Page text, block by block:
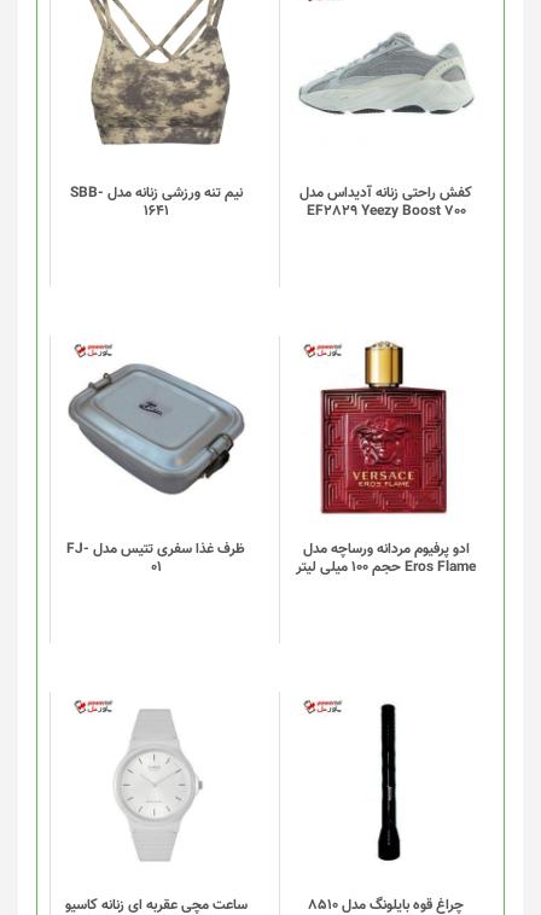
کفش راحتی زنانه آدیداس مدل
EF2829 Yeezy Boost 700
نیم تنه ورزشی زنانه مدل SBB-
1641
این
محصول
دارای
انواع
مختلفی
می
گزینه
ها
محصول
انتخاب
شوند
ادو پرفیوم مردانه ورساچه مدل
Eros Flame حجم 100 میلی لیتر
ظرف غذا سفری تتیس مدل FJ-
01
چراغ قوه بایلونگ مدل 8510
ساعت مچی عقربه ای زنانه کاسیو